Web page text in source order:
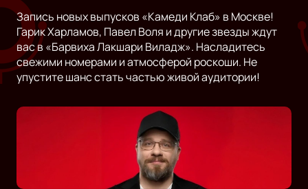
Запись новых выпусков «Камеди Клаб» в Москве!
Гарик Харламов, Павел Воля и другие звезды ждут
вас в «Барвиха Лакшари Виладж». Насладитесь
свежими номерами и атмосферой роскоши. Не
упустите шанс стать частью живой аудитории!